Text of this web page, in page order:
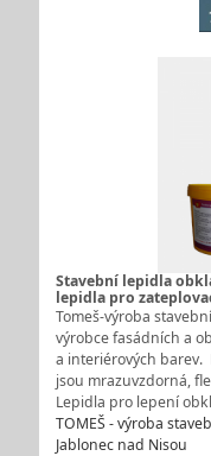
Stavební lepidla
lepidla pro
Tomeš-výroba
výrobce fasádních a
a interiérových barev.
jsou mrazuvzdorná,
Lepidla pro lepení
TOMEŠ - výroba
Jablonec nad Nisou